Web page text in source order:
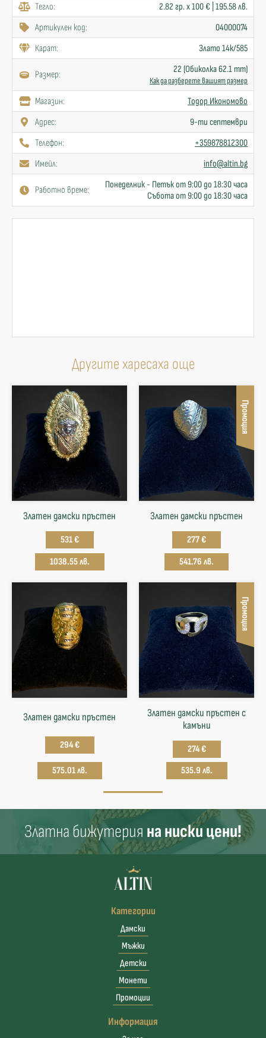
Тегло:
2.82 гр. x 100 € | 195.58 лв.
Артикулен код:
04000074
Карат:
Злато 14к/585
Размер: 22 (Обиколка 62.1 mm)
Как да разберете вашият размер
Mагазин:
Тодор Икономово
Адрес:
9-ти септември
Телефон:
+359878812300
Имейл:
info@altin.bg
Работно време:
Понеделник - Петък от 9:00 до 18:30 часа
Събота от 9:00 до 18:30 часа
Другите харесаха още
Златен дамски пръстен
531 €
1038.55 лв.
Промоция
Златен дамски пръстен
277 €
541.76 лв.
Златен дамски пръстен
294 €
575.01 лв.
Промоция
Златен дамски пръстен с
камъни
274 €
535.9 лв.
Златна бижутерия на ниски цени!
Категории
Дамски
Мъжки
Детски
Монети
Промоции
Информация